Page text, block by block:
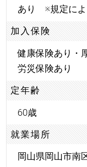
あり ※規定によ
加入保険
健康保険あり・
労災保険あり
定年齢
60歳
就業場所
岡山県岡山市南